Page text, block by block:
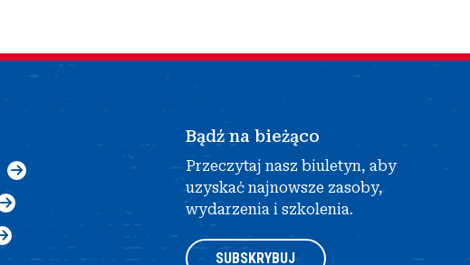
Bądź na bieżąco
Przeczytaj nasz biuletyn, aby
uzyskać najnowsze zasoby,
wydarzenia i szkolenia.
SUBSKRYBUJ